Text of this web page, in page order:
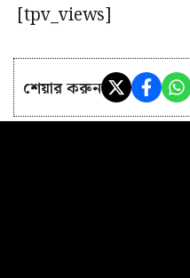
[tpv_views]
শেয়ার করুন